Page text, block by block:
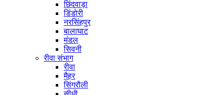
छिंदवाड़ा
डिंडोरी
नरसिंहपुर
बालाघाट
मंडल
सिवनी
रीवा संभाग
रीवा
मैहर
सिंगरौली